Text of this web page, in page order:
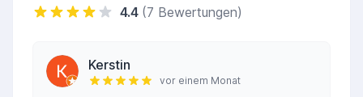
4.4 (7 Bewertungen)
Kerstin
vor einem Monat